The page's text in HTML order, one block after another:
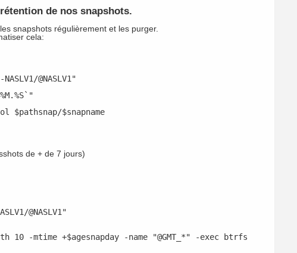
de nos snapshots.
snapshots régulièrement et les purger.
cela:
@NASLV1"
$pathsnap/$snapname
de + de 7 jours)
@NASLV1"
10 -mtime +$agesnapday -name "@GMT_*" -exec btrfs